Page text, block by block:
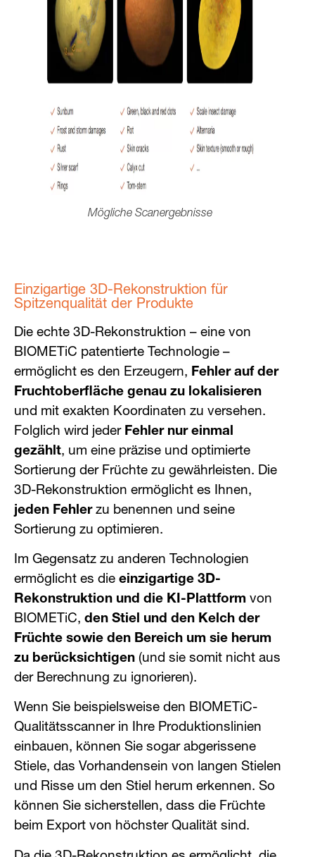
Mögliche Scanergebnisse
Einzigartige 3D-Rekonstruktion für
Spitzenqualität der Produkte
Die echte 3D-Rekonstruktion – eine von
BIOMETiC patentierte Technologie –
ermöglicht es den Erzeugern, Fehler auf der
Fruchtoberfläche genau zu lokalisieren
und mit exakten Koordinaten zu versehen.
Folglich wird jeder Fehler nur einmal
gezählt, um eine präzise und optimierte
Sortierung der Früchte zu gewährleisten. Die
3D-Rekonstruktion ermöglicht es Ihnen,
jeden Fehlerzu benennen und seine
Sortierung zu optimieren.
Im Gegensatz zu anderen Technologien
ermöglicht es die einzigartige 3D-
Rekonstruktion und die KI-Plattform von
BIOMETiC, den Stiel und den Kelch der
Früchte sowie den Bereich um sie herum
zu berücksichtigen (und sie somit nicht aus
der Berechnung zu ignorieren).
Wenn Sie beispielsweise den BIOMETiC-
Qualitätsscanner in Ihre Produktionslinien
einbauen, können Sie sogar abgerissene
Stiele, das Vorhandensein von langen Stielen
und Risse um den Stiel herum erkennen. So
können Sie sicherstellen, dass die Früchte
beim Export von höchster Qualität sind.